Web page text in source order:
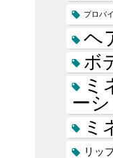
プロバ
ヘ
ボ
ミ
ー
ミ
リッ